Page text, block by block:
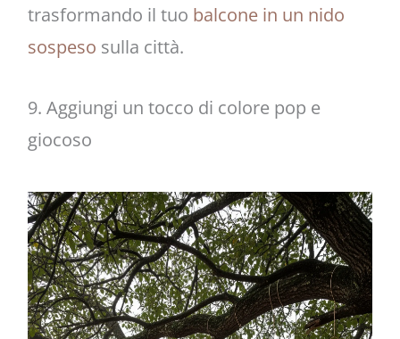
trasformando il tuo balcone in un nido
sospeso sulla città.
9. Aggiungi un tocco di colore pop e
giocoso